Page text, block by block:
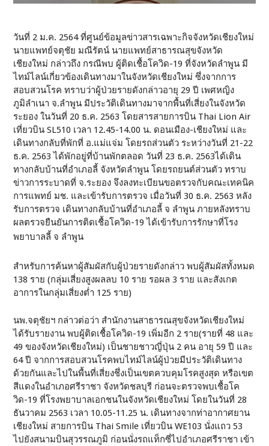
วันที่ 2 ม.ค. 2564 ที่ศูนย์ข้อมูลข่าวสารเฉพาะกิจจังหวัดเชียงใหม่
นายแพทย์จตุชัย มณีรัตน์ นายแพทย์สาธารณสุขจังหวัด
เชียงใหม่ กล่าวถึง กรณีพบ ผู้ติดเชื้อโควิด-19 ที่จังหวัดลำพูน มี
ไทม์ไลน์เกี่ยวข้องเดินทางมาในจังหวัดเชียงใหม่ ซึ่งจากการ
สอบสวนโรค ทราบว่าผู้ป่วยรายดังกล่าวอายุ 29 ปี เพศหญิง
ภูมิลำเนา จ.ลำพูน มีประวัติเดินทางมาจากพื้นที่เสี่ยงในจังหวัด
ระยอง ในวันที่ 20 ธ.ค. 2563 โดยสารสายการบิน Thai Lion Air
เที่ยวบิน SL510 เวลา 12.45-14.00 น. ดอนเมือง-เชียงใหม่ และ
เดินทางกลับที่พักที่ อ.แม่แจ่ม โดยรถส่วนตัว ระหว่างวันที่ 21-22
ธ.ค. 2563 ได้พักอยู่ที่บ้านพักตลอด วันที่ 23 ธ.ค. 2563ได้เดิน
ทางกลับบ้านที่อำเภอลี้ จังหวัดลำพูน โดยรถยนต์ส่วนตัว ทราบ
ข่าวการระบาดที่ จ.ระยอง จึงลงทะเบียนขอตรวจกับคณะเทคนิค
การแพทย์ มช. และเข้ารับการตรวจ เมื่อวันที่ 30 ธ.ค. 2563 หลัง
รับการตรวจ เดินทางกลับบ้านที่อำเภอลี้ จ ลำพูน ภายหลังทราบ
ผลตรวจยืนยันการติดเชื้อโควิด-19 ได้เข้ารับการรักษาที่โรง
พยาบาลลี้ จ ลำพูน
สำหรับการค้นหาผู้สัมผัสกับผู้ป่วยรายดังกล่าว พบผู้สัมผัสทั้งหมด
138 ราย (กลุ่มเสี่ยงสูงผลลบ 10 ราย รอผล 3 ราย และสังเกต
อาการในกลุ่มเสี่ยงต่ำ 125 ราย)
นพ.จตุชัยฯ กล่าวต่อว่า สำนักงานสาธารณสุขจังหวัดเชียงใหม่
ได้รับรายงาน พบผู้ติดเชื้อโควิด-19 เพิ่มอีก 2 ราย(รายที่ 48 และ
49 ของจังหวัดเชียงใหม่) เป็นชายชาวญี่ปุ่น 2 คน อายุ 59 ปี และ
64 ปี จากการสอบสวนโรคพบไทม์ไลน์ผู้ป่วยมีประวัติเดินทาง
ด้วยกันและไปในพื้นที่เสี่ยงชึ่งเป็นเขตควบคุมโรคสูงสุด หรือเขต
สีแดงในอำเภอศรีราชา จังหวัดชลบุรี ก่อนจะตรวจพบเชื้อโค
วิด-19 ที่โรงพยาบาลเอกชนในจังหวัดเชียงใหม่ โดยในวันที่ 28
ธันวาคม 2563 เวลา 10.05-11.25 น. เดินทางจากท่าอากาศยาน
เชียงใหม่ สายการบิน Thai Smile เที่ยวบิน WE103 นั่งแถว 53
ไปยังสนามบินสุวรรณภูมิ ก่อนนั่งรถแท็กซี่ไปอำเภอศรีราชา เข้า